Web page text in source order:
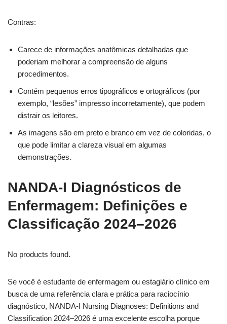
Contras:
Carece de informações anatômicas detalhadas que
poderiam melhorar a compreensão de alguns
procedimentos.
Contém pequenos erros tipográficos e ortográficos (por
exemplo, “lesões” impresso incorretamente), que podem
distrair os leitores.
As imagens são em preto e branco em vez de coloridas, o
que pode limitar a clareza visual em algumas
demonstrações.
NANDA-I Diagnósticos de
Enfermagem: Definições e
Classificação 2024–2026
No products found.
Se você é estudante de enfermagem ou estagiário clínico em
busca de uma referência clara e prática para raciocínio
diagnóstico, NANDA-I Nursing Diagnoses: Definitions and
Classification 2024–2026 é uma excelente escolha porque